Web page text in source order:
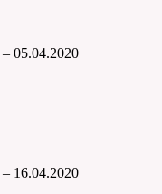
– 05.04.2020
– 16.04.2020